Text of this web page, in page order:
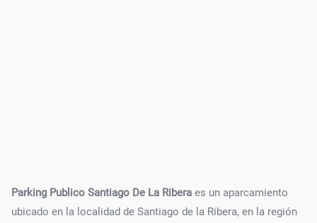
Parking Publico Santiago De La Ribera es un aparcamiento
ubicado en la localidad de Santiago de la Ribera, en la región